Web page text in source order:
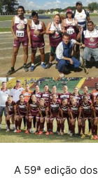
A 59ª edição